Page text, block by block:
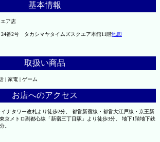
基本情報
ア店
番2号 タカシマヤタイムズスクエア本館11階地図
取扱い商品
| 家電 | ゲーム
お店へのアクセス
ナタワー改札より徒歩2分。 都営新宿線・都営大江戸線・京王新
京メトロ副都心線「新宿三丁目駅」より徒歩3分。 地下1階地下鉄
。